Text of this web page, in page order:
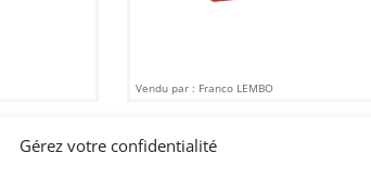
Gérez votre confidentialité
Vendu par : Franco LEMBO